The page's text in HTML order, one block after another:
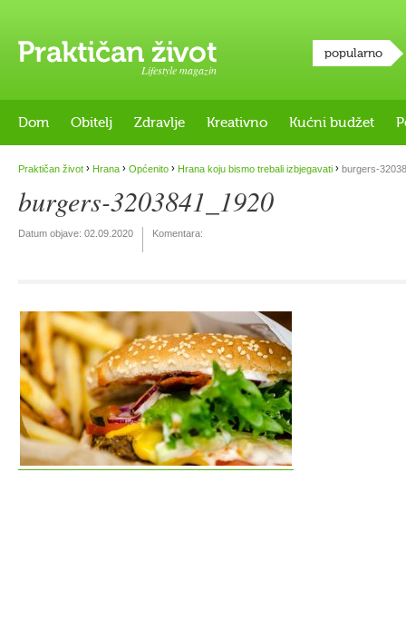
Lifestyle magazin
popularno
Dom Obitelj Zdravlje Kreativno Kućni budžet
Praktičan život › Hrana › Općenito › Hrana koju bismo trebali izbjegavati › burgers-
burgers-3203841_1920
Datum objave: 02.09.2020 Komentara: